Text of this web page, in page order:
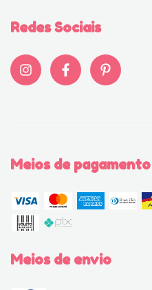
Redes Sociais
Meios de pagamento
Meios de envio